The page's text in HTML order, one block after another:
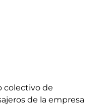
colectivo de
de la empresa